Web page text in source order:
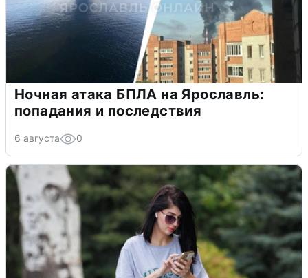
Ночная атака БПЛА на Ярославль:
попадания и последствия
6 августа 0